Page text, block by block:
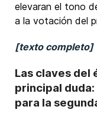
elevaran el tono
a la votación del
[texto completo]
Las claves del
principal
para la